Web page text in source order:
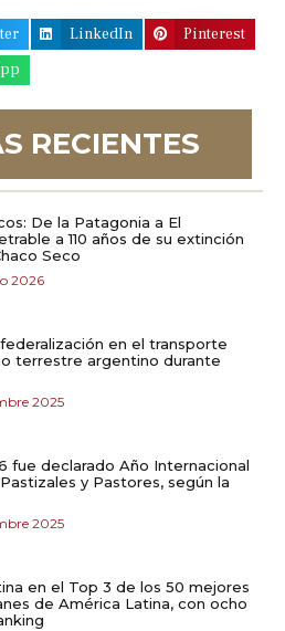
LinkedIn
Pinterest
RECIENTES
De la Patagonia a El
a 110 años de su extinción
Seco
2026
en el transporte
terrestre argentino durante
2025
fue declarado Año Internacional
y Pastores, según la
2025
en el Top 3 de los 50 mejores
de América Latina, con ocho